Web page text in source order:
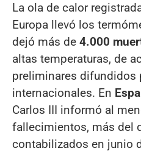
La ola de calor
Europa llevó los
dejó más de 4.000
altas temperaturas, de
preliminares difundidos
internacionales. En
Carlos III informó al
fallecimientos, más del
contabilizados en junio